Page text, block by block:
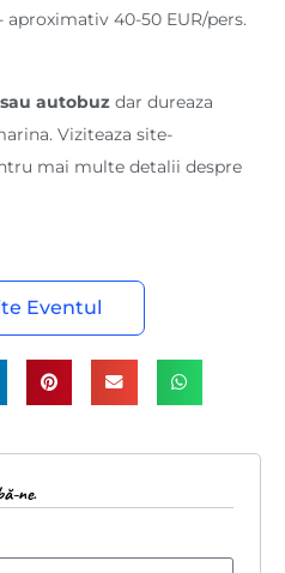
40-50 EUR/pers.
autobuz dar dureaza
Viziteaza site-
mai multe detalii despre
Eventul
ne.